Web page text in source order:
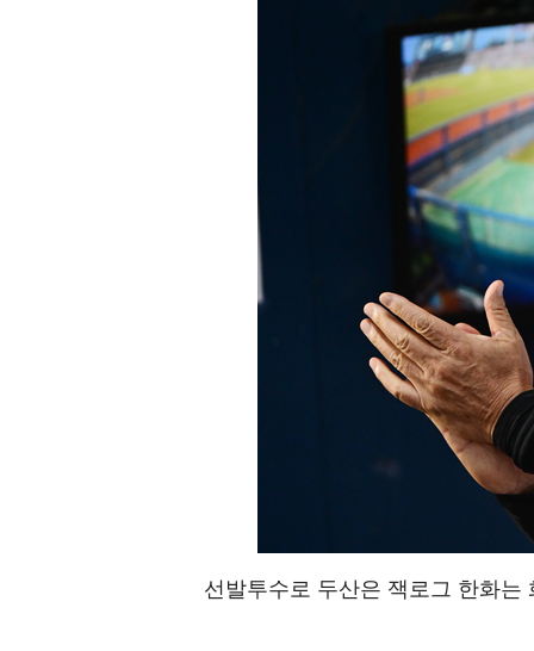
선발투수로 두산은 잭로그 한화